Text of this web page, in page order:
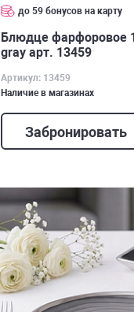
до 59 бонусов на карту
Блюдце фарфоровое
gray арт. 13459
Артикул: 13459
Наличие в магазинах
Забронировать